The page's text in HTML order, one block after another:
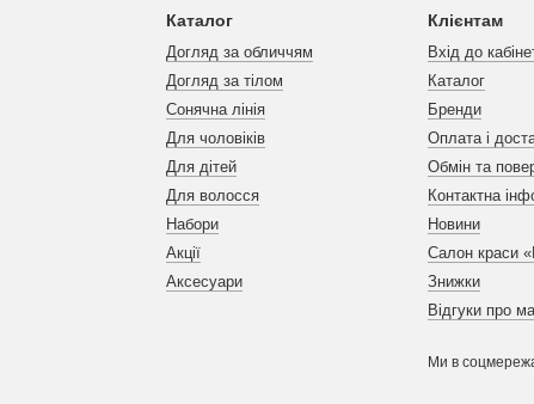
Каталог
Догляд за обличчям
Догляд за тілом
Сонячна лінія
Для чоловіків
Для дітей
Для волосся
Набори
Акції
Аксесуари
Клієнтам
Вхід до
Каталог
Бренди
Оплата і
Обмін та
Контактна
Новини
Салон краси
Знижки
Відгуки про
Ми в